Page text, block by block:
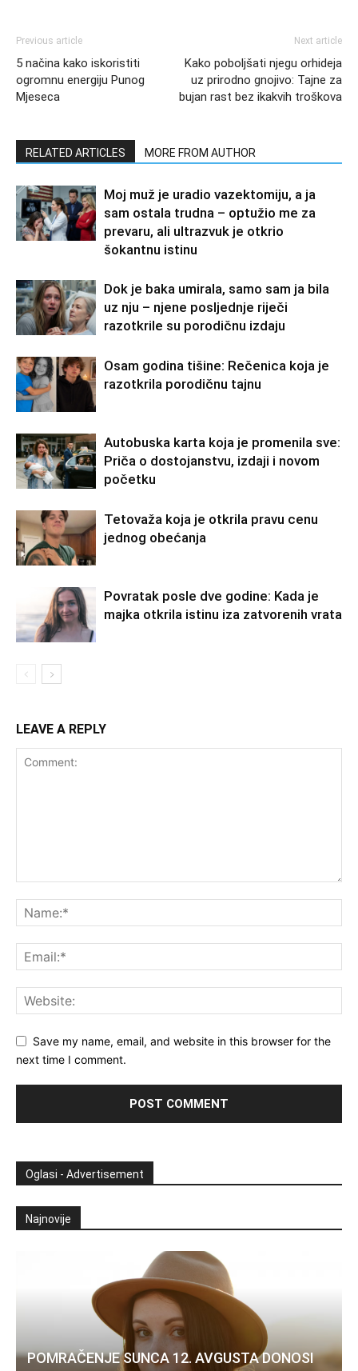
Previous article
5 načina kako iskoristiti
ogromnu energiju Punog
Mjeseca
Next article
Kako poboljšati njegu orhideja
uz prirodno gnojivo: Tajne za
bujan rast bez ikakvih troškova
RELATED ARTICLES MORE FROM AUTHOR
Moj muž je uradio vazektomiju, a ja
sam ostala trudna – optužio me za
prevaru, ali ultrazvuk je otkrio
šokantnu istinu
Dok je baka umirala, samo sam ja bila
uz nju – njene posljednje riječi
razotkrile su porodičnu izdaju
Osam godina tišine: Rečenica koja je
razotkrila porodičnu tajnu
Autobuska karta koja je promenila sve:
Priča o dostojanstvu, izdaji i novom
početku
Tetovaža koja je otkrila pravu cenu
jednog obećanja
Povratak posle dve godine: Kada je
majka otkrila istinu iza zatvorenih vrata
LEAVE A REPLY
Save my name, email, and website in this browser for the
next time I comment.
Oglasi - Advertisement
Najnovije
POMRAČENJE SUNCA 12. AVGUSTA DONOSI